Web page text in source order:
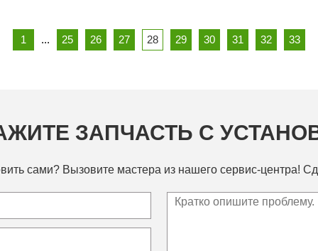
1 ... 25 26 27 28 29 30 31 32 33
ЗАПЧАСТЬ С
сами? Вызовите мастера из нашего сервис-центра!